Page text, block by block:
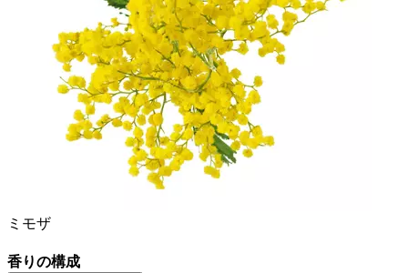
ミモザ
香りの構成